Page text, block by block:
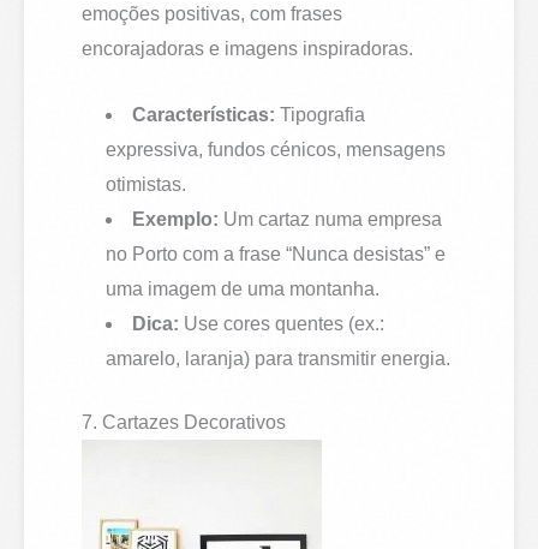
emoções positivas, com frases
encorajadoras e imagens inspiradoras.
Características: Tipografia
expressiva, fundos cénicos, mensagens
otimistas.
Exemplo: Um cartaz numa empresa
no Porto com a frase “Nunca desistas” e
uma imagem de uma montanha.
Dica: Use cores quentes (ex.:
amarelo, laranja) para transmitir energia.
7. Cartazes Decorativos